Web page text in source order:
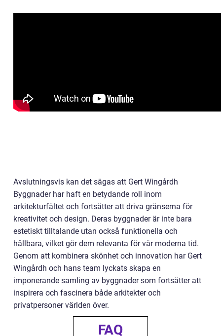
Avslutningsvis kan det sägas att Gert Wingårdh
Byggnader har haft en betydande roll inom
arkitekturfältet och fortsätter att driva gränserna för
kreativitet och design. Deras byggnader är inte bara
estetiskt tilltalande utan också funktionella och
hållbara, vilket gör dem relevanta för vår moderna tid.
Genom att kombinera skönhet och innovation har Gert
Wingårdh och hans team lyckats skapa en
imponerande samling av byggnader som fortsätter att
inspirera och fascinera både arkitekter och
privatpersoner världen över.
FAQ